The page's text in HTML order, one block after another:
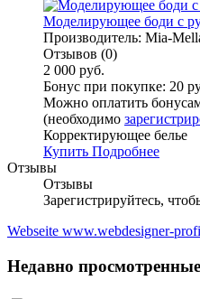
Моделирующее боди с
Производитель: Mia-
Отзывов (0)
2 000 руб.
Бонус при покупке: 20
Можно оплатить
(необходимо
Корректирующее белье
Купить Подробнее
Отзывы
Отзывы
Зарегистрируйтесь,
Webseite www.webdesigner-
Недавно